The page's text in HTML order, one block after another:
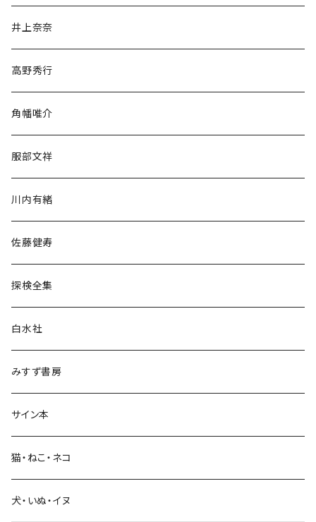
文学・小説・物語
随筆・ノンフィクション・その他
民族・風習
言語・ことば
生活・暮らし
井上奈奈
高野秀行
角幡唯介
服部文祥
川内有緒
佐藤健寿
探検全集
白水社
みすず書房
サイン本
猫・ねこ・ネコ
犬・いぬ・イヌ